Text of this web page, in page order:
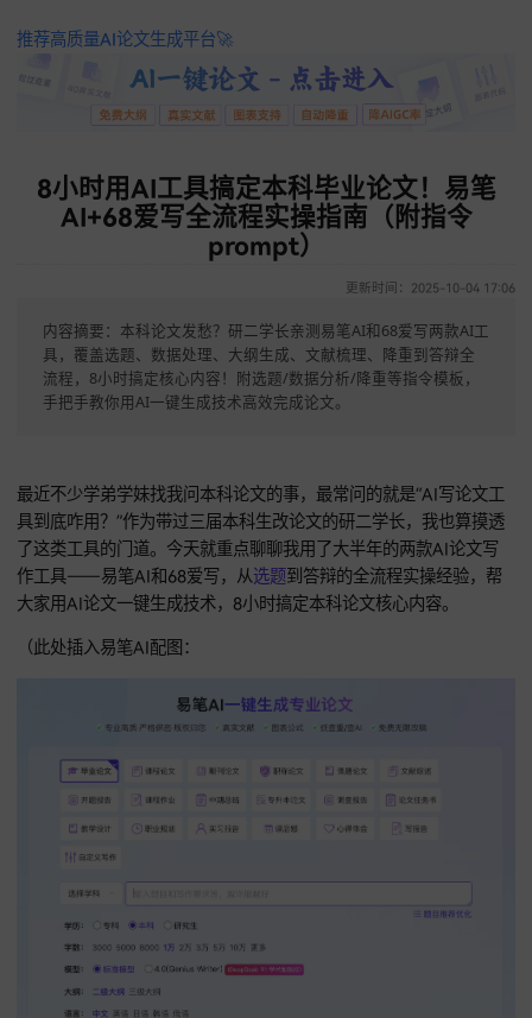
推荐高质量AI论文生成平台🚀
8小时用AI工具搞定本科毕业论文！易
AI+68爱写全流程实操指南（附指令
prompt）
更新时间：2025-10-
内容摘要：本科论文发愁？研二学长亲测易笔AI和68爱写两款AI
具，覆盖选题、数据处理、大纲生成、文献梳理、降重到答辩全
最近不少学弟学妹找我问本科论文的事，最常问的就是“AI写论
具到底咋用？”作为带过三届本科生改论文的研二学长，我也算
了这类工具的门道。今天就重点聊聊我用了大半年的两款AI论
作工具——易笔AI和68爱写，从
（此处插入易笔AI配图：